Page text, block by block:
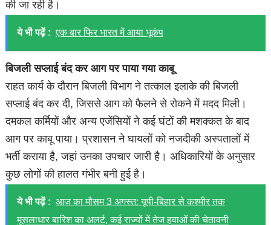
की जा रही है।
ये भी पढ़ें : एक बार फिर भारत में आया भूकंप
बिजली सप्लाई बंद कर आग पर पाया गया काबू
राहत कार्य के दौरान बिजली विभाग ने तत्काल इलाके की बिजली
सप्लाई बंद कर दी, जिससे आग को फैलने से रोकने में मदद मिली।
दमकल कर्मियों और अन्य एजेंसियों ने कई घंटों की मशक्कत के बाद
आग पर काबू पाया। प्रशासन ने घायलों को नजदीकी अस्पतालों में
भर्ती कराया है, जहां उनका उपचार जारी है। अधिकारियों के अनुसार
कुछ लोगों की हालत गंभीर बनी हुई है।
ये भी पढ़ें : आज का मौसम 3 अगस्त: यूपी-बिहार से कश्मीर तक
मूसलाधार बारिश का अलर्ट, कई राज्यों में तेज हवाओं की चेतावनी